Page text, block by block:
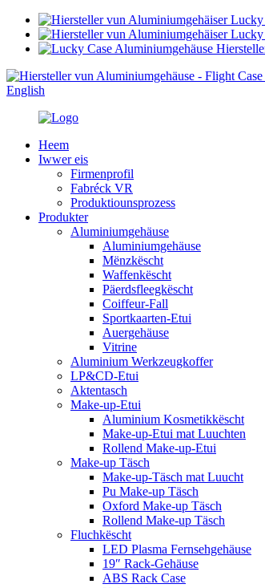
English
Heem
Iwwer eis
Firmenprofil
Fabréck VR
Produktiounsprozess
Produkter
Aluminiumgehäuse
Aluminiumgehäuse
Mënzkëscht
Waffenkëscht
Päerdsfleegkëscht
Coiffeur-Fall
Sportkaarten-Etui
Auergehäuse
Vitrine
Aluminium Werkzeugkoffer
LP&CD-Etui
Aktentasch
Make-up-Etui
Aluminium Kosmetikkëscht
Make-up-Etui mat Luuchten
Rollend Make-up-Etui
Make-up Täsch
Make-up-Täsch mat Luucht
Pu Make-up Täsch
Oxford Make-up Täsch
Rollend Make-up Täsch
Fluchkëscht
LED Plasma Fernsehgehäuse
19″ Rack-Gehäuse
ABS Rack Case